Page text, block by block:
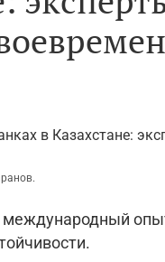
международный